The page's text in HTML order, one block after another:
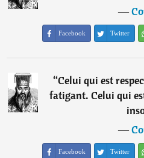
―
Facebook Twitter
“Celui qui est
fatigant. Celui qui
―
Facebook Twitter